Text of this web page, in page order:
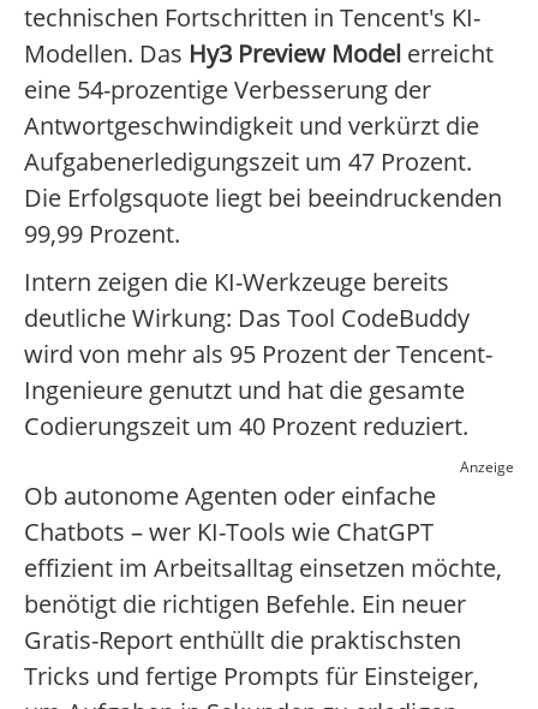
technischen Fortschritten in Tencent's KI-
Modellen. Das Hy3 Preview Model erreicht
eine 54-prozentige Verbesserung der
Antwortgeschwindigkeit und verkürzt die
Aufgabenerledigungszeit um 47 Prozent.
Die Erfolgsquote liegt bei beeindruckenden
99,99 Prozent.
Intern zeigen die KI-Werkzeuge bereits
deutliche Wirkung: Das Tool CodeBuddy
wird von mehr als 95 Prozent der Tencent-
Ingenieure genutzt und hat die gesamte
Codierungszeit um 40 Prozent reduziert.
Anzeige
Ob autonome Agenten oder einfache
Chatbots – wer KI-Tools wie ChatGPT
effizient im Arbeitsalltag einsetzen möchte,
benötigt die richtigen Befehle. Ein neuer
Gratis-Report enthüllt die praktischsten
Tricks und fertige Prompts für Einsteiger,